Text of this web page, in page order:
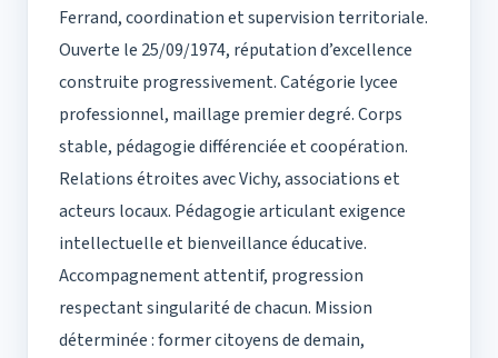
Ferrand, coordination et supervision territoriale.
Ouverte le 25/09/1974, réputation d’excellence
construite progressivement. Catégorie lycee
professionnel, maillage premier degré. Corps
stable, pédagogie différenciée et coopération.
Relations étroites avec Vichy, associations et
acteurs locaux. Pédagogie articulant exigence
intellectuelle et bienveillance éducative.
Accompagnement attentif, progression
respectant singularité de chacun. Mission
déterminée : former citoyens de demain,